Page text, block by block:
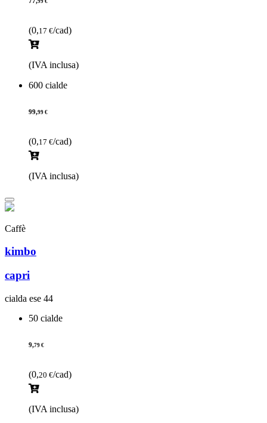
(0,17 €/cad)
(IVA inclusa)
600 cialde
99,99 €
(0,17 €/cad)
(IVA inclusa)
Caffè
kimbo
capri
cialda ese 44
50 cialde
9,79 €
(0,20 €/cad)
(IVA inclusa)